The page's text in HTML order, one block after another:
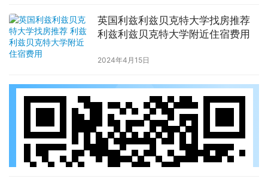
英国利兹利兹贝克特大学找房推荐
利兹利兹贝克特大学附近住宿费用
2024年4月15日